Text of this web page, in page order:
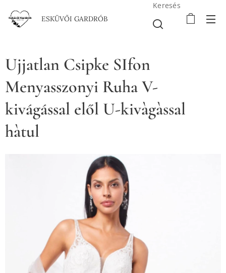
ESKÜVŐI GARDRÓB
Keresés
Ujjatlan Csipke SIfon
Menyasszonyi Ruha V-
kivágással elől U-kivàgàssal
hàtul